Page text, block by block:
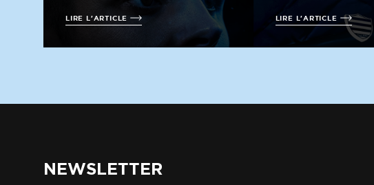
LIRE L'ARTICLE LIRE L'ARTICLE
NEWSLETTER